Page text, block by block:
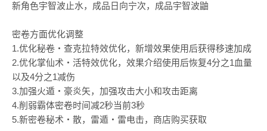
新角色宇智波止水，成品日向宁次，成品宇智波鼬
密卷方面优化调整
1.优化秘卷・查克拉特效优化，新增效果使用后获得移速加成
2.优化掌仙术・活特效优化，效果介绍使用后恢复4分之1血量
以及4分之1减伤
3.加强火遁・豪炎矢，加强攻击大小和攻击距离
4.削弱霸体密卷时间减2秒当前3秒
5.新密卷秘术・散，雷遁・雷电击，商店购买获取